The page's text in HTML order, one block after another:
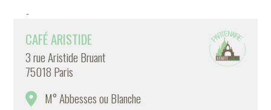
-
CAFÉ ARISTIDE
3 rue Aristide Bruant
75018 Paris
M° Abbesses ou Blanche